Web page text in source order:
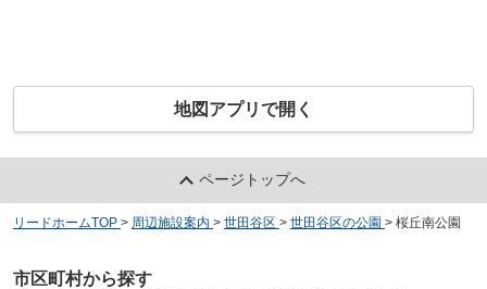
地図アプリで開く
ページトップへ
リードホームTOP > 周辺施設案内 > 世田谷区 > 世田谷区の公園 > 桜丘南公園
市区町村から探す